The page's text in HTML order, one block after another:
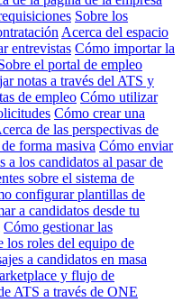
Sobre los
Acerca del espacio
entrevistas Cómo importar la
el portal de empleo
notas a través del ATS y
de empleo Cómo utilizar
Cómo crear una
de las perspectivas de
forma masiva Cómo enviar
a los candidatos al pasar de
sobre el sistema de
configurar plantillas de
a candidatos desde tu
Cómo gestionar las
los roles del equipo de
a candidatos en masa
y flujo de
ATS a través de ONE